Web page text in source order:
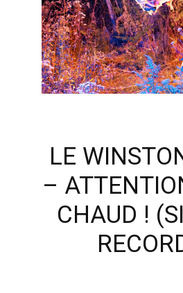
LE
–
CHAUD !